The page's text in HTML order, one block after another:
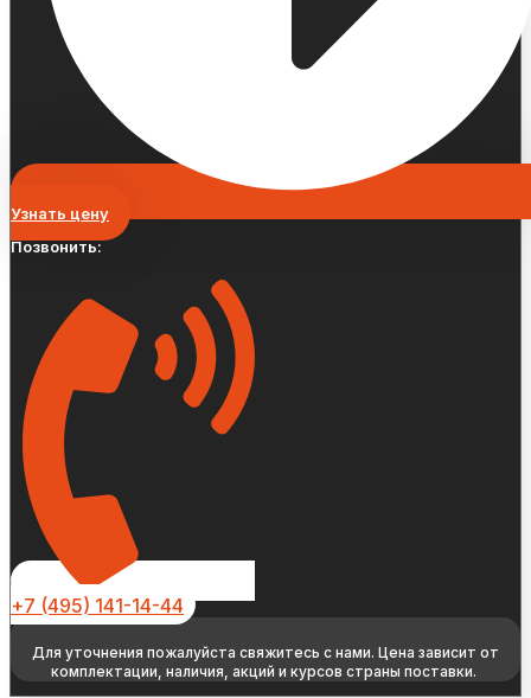
Узнать цену
Позвонить:
+7 (495) 141-14-44
Для уточнения пожалуйста свяжитесь с нами. Цена зависит от
комплектации, наличия, акций и курсов страны поставки.